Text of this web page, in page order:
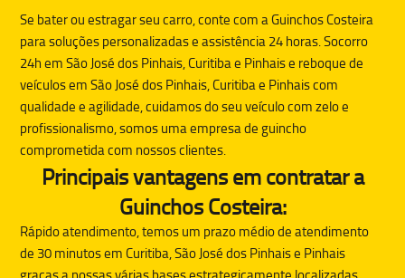
Se bater ou estragar seu carro, conte com aGuinchos Costeira
para soluções personalizadas e assistência 24 horas. Socorro
24h em São José dos Pinhais, Curitiba e Pinhais e reboque de
veículos em São José dos Pinhais, Curitiba e Pinhais com
qualidade e agilidade, cuidamos do seu veículo com zelo e
profissionalismo, somos uma empresa de guincho
comprometida com nossos clientes.
Principais vantagens em contratar a
Guinchos Costeira:
Rápido atendimento, temos um prazo médio de atendimento
de 30 minutos em Curitiba, São José dos Pinhais e Pinhais